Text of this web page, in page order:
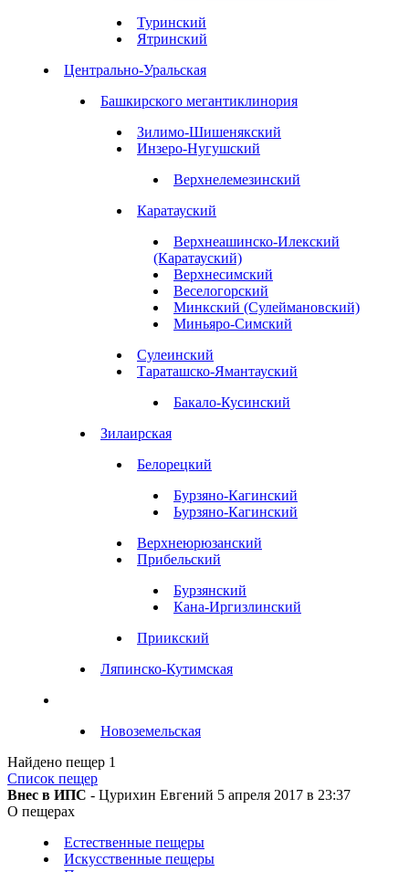
Туринский
Ятринский
Центрально-Уральская
Башкирского мегантиклинория
Зилимо-Шишенякский
Инзеро-Нугушский
Верхнелемезинский
Каратауский
Верхнеашинско-Илекский
(Каратауский)
Верхнесимский
Веселогорский
Минкский (Сулеймановский)
Миньяро-Симский
Сулеинский
Тараташско-Ямантауский
Бакало-Кусинский
Зилаирская
Белорецкий
Бурзяно-Кагинский
Ьурзяно-Кагинский
Верхнеюрюзанский
Прибельский
Бурзянский
Кана-Иргизлинский
Приикский
Ляпинско-Кутимская
Новоземельская
Найдено пещер 1
Список пещер
Внес в ИПС - Цурихин Евгений 5 апреля 2017 в 23:37
О пещерах
Естественные пещеры
Искусственные пещеры